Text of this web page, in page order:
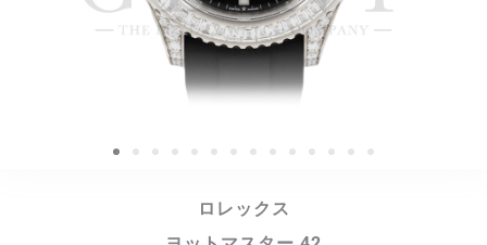
ロレックス